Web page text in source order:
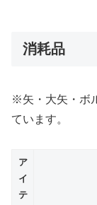
消耗品
※矢・大矢・ボ
ています。
ア
イ
テ